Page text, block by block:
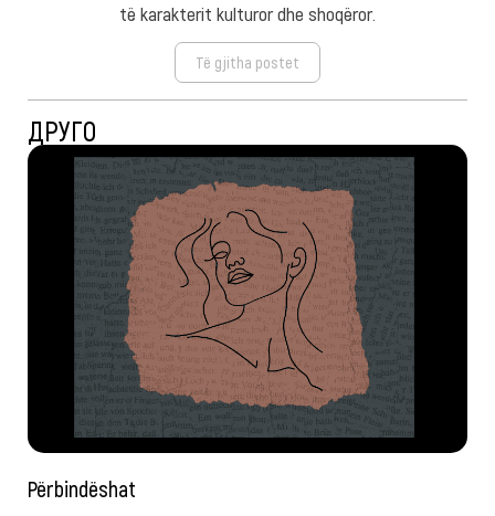
të karakterit kulturor dhe shoqëror.
Të gjitha postet
ДРУГО
Përbindëshat